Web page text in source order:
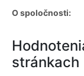
O spoločnosti:
stránkach